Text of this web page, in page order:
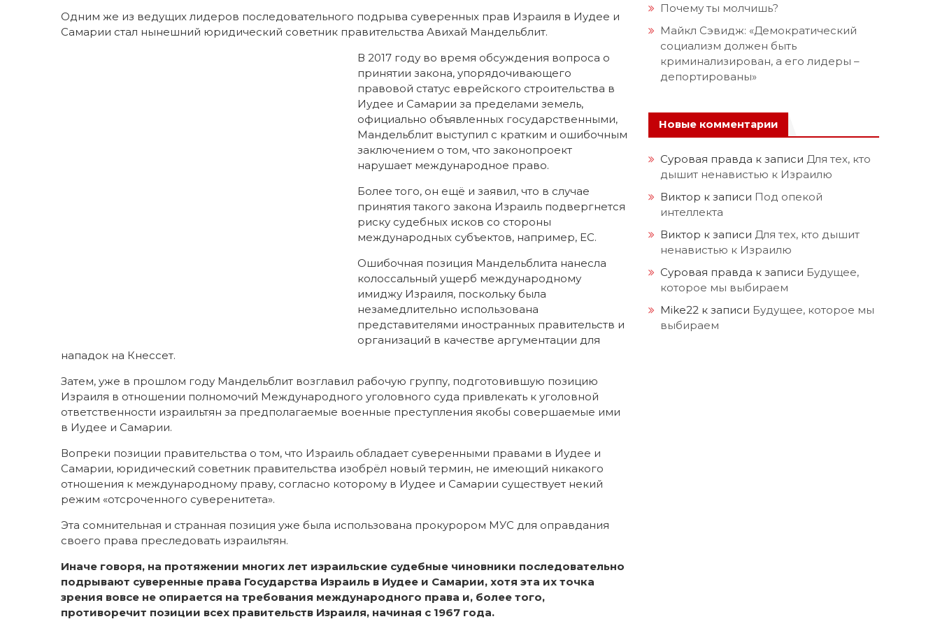
Одним же из ведущих лидеров последовательного подрыва суверенных прав Израиля в Иудее и
Самарии стал нынешний юридический советник правительства Авихай Мандельблит.
В 2017 году во время обсуждения вопроса о
принятии закона, упорядочивающего
правовой статус еврейского строительства в
Иудее и Самарии за пределами земель,
официально объявленных государственными,
Мандельблит выступил с кратким и ошибочным
заключением о том, что законопроект
нарушает международное право.
Более того, он ещё и заявил, что в случае
принятия такого закона Израиль подвергнется
риску судебных исков со стороны
международных субъектов, например, ЕС.
Ошибочная позиция Мандельблита нанесла
колоссальный ущерб международному
имиджу Израиля, поскольку была
незамедлительно использована
представителями иностранных правительств и
организаций в качестве аргументации для
нападок на Кнессет.
Затем, уже в прошлом году Мандельблит возглавил рабочую группу, подготовившую позицию
Израиля в отношении полномочий Международного уголовного суда привлекать к уголовной
ответственности израильтян за предполагаемые военные преступления якобы совершаемые ими
в Иудее и Самарии.
Вопреки позиции правительства о том, что Израиль обладает суверенными правами в Иудее и
Самарии, юридический советник правительства изобрёл новый термин, не имеющий никакого
отношения к международному праву, согласно которому в Иудее и Самарии существует некий
режим «отсроченного суверенитета».
Эта сомнительная и странная позиция уже была использована прокурором МУС для оправдания
своего права преследовать израильтян.
Иначе говоря, на протяжении многих лет израильские судебные чиновники последовательно
подрывают суверенные права Государства Израиль в Иудее и Самарии, хотя эта их точка
зрения вовсе не опирается на требования международного права и, более того,
противоречит позиции всех правительств Израиля, начиная с 1967 года.
Почему ты молчишь?
Майкл Сэвидж: «Демократический
социализм должен быть
криминализирован, а его лидеры –
депортированы»
Новые комментарии
Суровая правда к записи Для тех, кто
дышит ненавистью к Израилю
Виктор к записи Под опекой
интеллекта
Виктор к записи Для тех, кто дышит
ненавистью к Израилю
Суровая правда к записи Будущее,
которое мы выбираем
Mike22 к записи Будущее, которое мы
выбираем